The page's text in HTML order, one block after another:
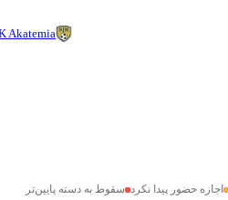
Akatemia
اجازه حضور پیدا نکرد سقوط به دسته پایین‌تر